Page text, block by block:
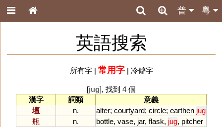
粵
普
英語搜索
所有字| 常用字| 冷僻字
[jug], 找到 4 個
漢字
詞類
意義
壇
n. alter; courtyard; circle; earthen jug
瓶
n. bottle, vase, jar, flask, jug, pitcher